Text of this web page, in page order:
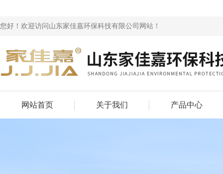
您好！欢迎访问山东家佳嘉环保科技有限公司网站！
网站首页 关于我们 产品中心